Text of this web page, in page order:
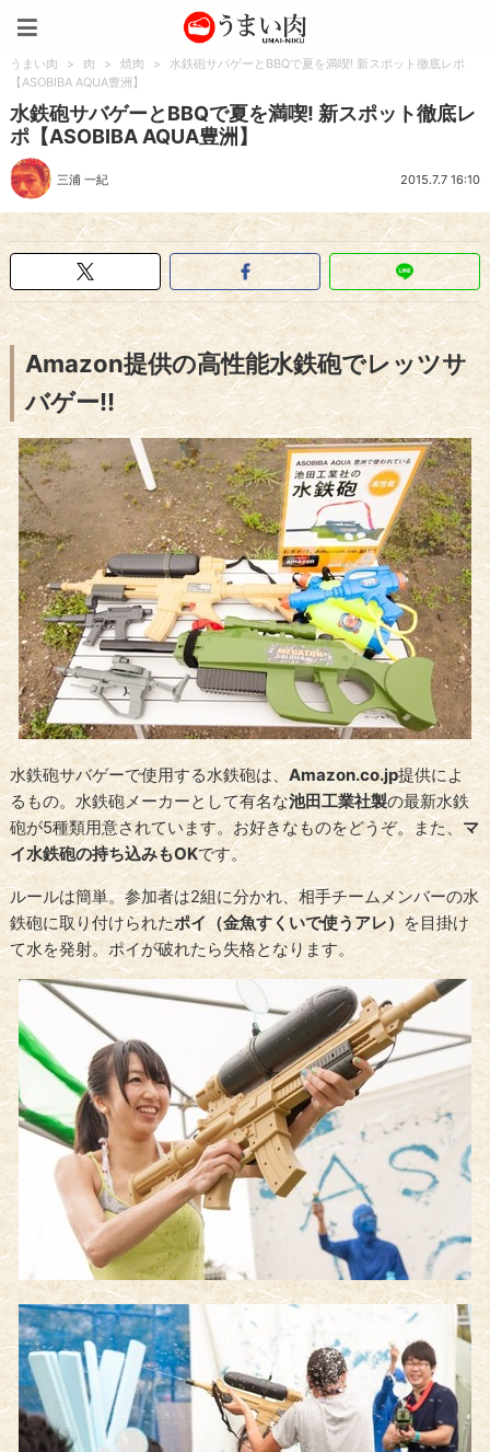
うまい肉 > 肉 > 焼肉 >
水鉄砲サバゲーとBBQで夏を満喫! 新スポット徹底レポ
【ASOBIBA AQUA豊洲】
水鉄砲サバゲーとBBQで夏を満喫! 新スポット徹底レ
ポ【ASOBIBA AQUA豊洲】
三浦 一紀 2015.7.7 16:10
Amazon提供の高性能水鉄砲でレッツサ
バゲー!!
水鉄砲サバゲーで使用する水鉄砲は、Amazon.co.jp提供によ
るもの。水鉄砲メーカーとして有名な池田工業社製の最新水鉄
砲が5種類用意されています。お好きなものをどうぞ。また、 マ
イ水鉄砲の持ち込みもOKです。
ルールは簡単。参加者は2組に分かれ、相手チームメンバーの水
鉄砲に取り付けられたポイ（金魚すくいで使うアレ）を目掛け
て水を発射。ポイが破れたら失格となります。